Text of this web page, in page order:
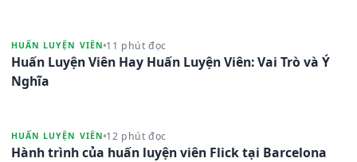
HUẤN LUYỆN VIÊN 11 phút đọc
Huấn Luyện Viên Hay Huấn Luyện Viên: Vai Trò và Ý
Nghĩa
HUẤN LUYỆN VIÊN 12 phút đọc
Hành trình của huấn luyện viên Flick tại Barcelona